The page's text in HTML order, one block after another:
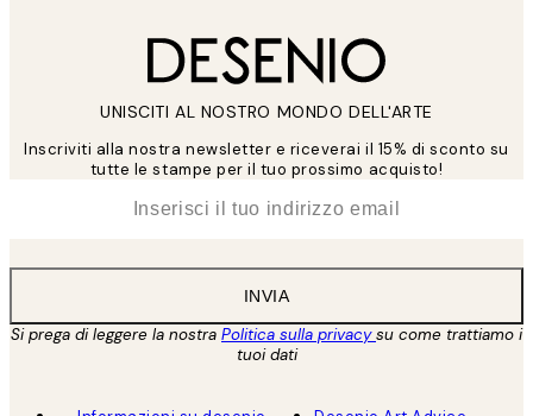
UNISCITI AL NOSTRO MONDO DELL'ARTE
Inscriviti alla nostra newsletter e riceverai il 15% di sconto su
tutte le stampe per il tuo prossimo acquisto!
INVIA
Si prega di leggere la nostra Politica sulla privacysu come trattiamo i
tuoi dati